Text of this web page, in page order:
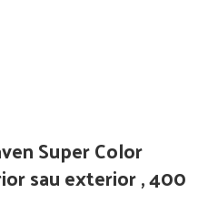
Super Color
sau exterior , 400